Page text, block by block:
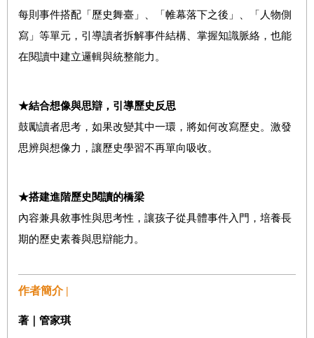
每則事件搭配「歷史舞臺」、「帷幕落下之後」、「人物側
寫」等單元，引導讀者拆解事件結構、掌握知識脈絡，也能
在閱讀中建立邏輯與統整能力。
★結合想像與思辯，引導歷史反思
鼓勵讀者思考，如果改變其中一環，將如何改寫歷史。激發
思辨與想像力，讓歷史學習不再單向吸收。
★搭建進階歷史閱讀的橋梁
內容兼具敘事性與思考性，讓孩子從具體事件入門，培養長
期的歷史素養與思辯能力。
作者簡介 |
著｜管家琪